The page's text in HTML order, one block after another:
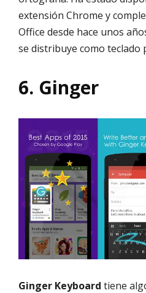
extensión Chrome y
Office desde hace unos
se distribuye como teclado
6. Ginger
Ginger Keyboard tiene